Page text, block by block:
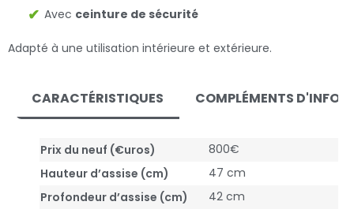
Avec ceinture de sécurité
Adapté à une utilisation intérieure et extérieure.
CARACTÉRISTIQUES COMPLÉMENTS
Prix du neuf (€uros)
800€
Hauteur d’assise (cm)
47 cm
Profondeur d’assise (cm)
42 cm